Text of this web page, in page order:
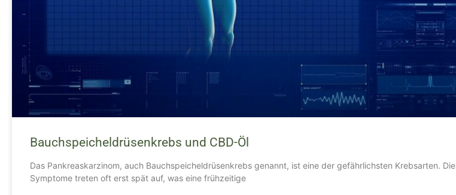
Bauchspeicheldrüsenkrebs und CBD-Öl
Das Pankreaskarzinom, auch Bauchspeicheldrüsenkrebs genannt, ist eine der gefährlichsten Krebsarten. Die
Symptome treten oft erst spät auf, was eine frühzeitige